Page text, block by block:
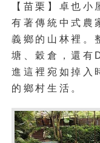
【苗栗】卓也小
有著傳統中式農
義鄉的山林裡。
塘、穀倉，還有
進這裡宛如掉入
的鄉村生活。